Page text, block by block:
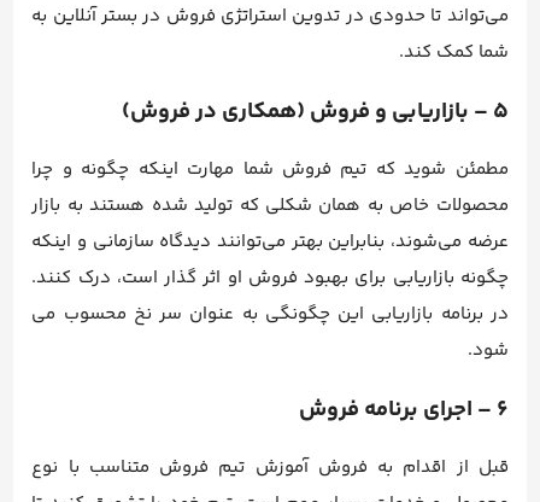
می‌تواند تا حدودی در تدوین استراتژی فروش در بستر آنلاین به
شما کمک کند.
5 – بازاریابی و فروش (همکاری در فروش)
مطمئن شوید که تیم فروش شما مهارت اینکه چگونه و چرا
محصولات خاص به همان شکلی که تولید شده هستند به بازار
عرضه می‌شوند، بنابراین بهتر می‌توانند دیدگاه سازمانی و اینکه
چگونه بازاریابی برای بهبود فروش او اثر گذار است، درک کنند.
در برنامه بازاریابی این چگونگی به عنوان سر نخ محسوب می
شود.
6 – اجرای برنامه فروش
قبل از اقدام به فروش آموزش تیم فروش متناسب با نوع